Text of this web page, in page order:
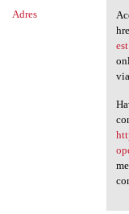
Adres
est